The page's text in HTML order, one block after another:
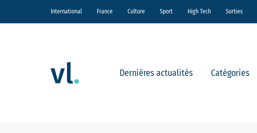
International France Culture Sport High Tech Sorties
Dernières actualités Catégories